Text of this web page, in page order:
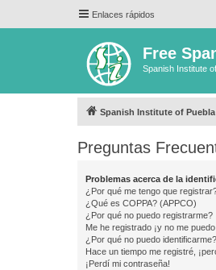
Enlaces rápidos
Free
Spanish Institute
Spanish Institute of Puebla
Preguntas
Problemas acerca de la
¿Por qué me tengo que
¿Qué es COPPA? (APPCO)
¿Por qué no puedo registrarme?
Me he registrado ¡y no me
¿Por qué no puedo identificarme?
Hace un tiempo me registré,
¡Perdí mi contraseña!